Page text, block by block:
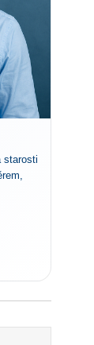
starosti